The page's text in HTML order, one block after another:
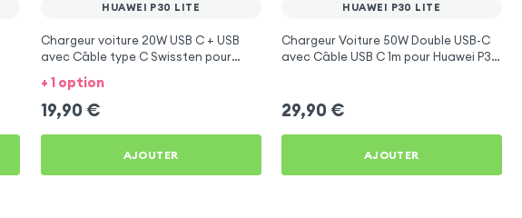
HUAWEI P30 LITE
Chargeur voiture 20W USB C + USB
avec Câble type C Swissten pour
Huawei P30 Lite
+ 1 option
19,90 €
AJOUTER
HUAWEI P30 LITE
Chargeur Voiture 50W Double USB-C
avec Câble USB C 1m pour Huawei P30
29,90 €
AJOUTER